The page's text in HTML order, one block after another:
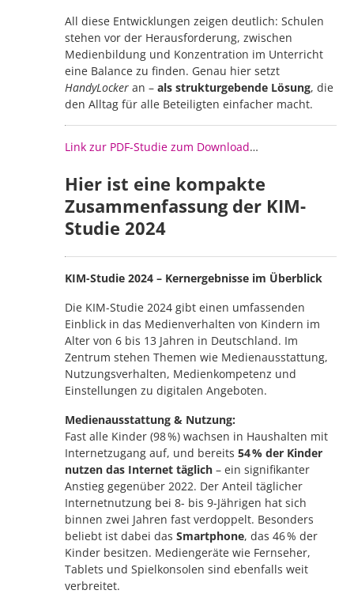
All diese Entwicklungen zeigen deutlich: Schulen
stehen vor der Herausforderung, zwischen
Medienbildung und Konzentration im Unterricht
eine Balance zu finden. Genau hier setzt
HandyLocker an –als strukturgebende Lösung, die
den Alltag für alle Beteiligten einfacher macht.
Link zur PDF-Studie zum Download…
Hier ist eine kompakte
Zusammenfassung der KIM-
Studie 2024
KIM-Studie 2024 – Kernergebnisse im Überblick
Die KIM-Studie 2024 gibt einen umfassenden
Einblick in das Medienverhalten von Kindern im
Alter von 6 bis 13 Jahren in Deutschland. Im
Zentrum stehen Themen wie Medienausstattung,
Nutzungsverhalten, Medienkompetenz und
Einstellungen zu digitalen Angeboten.
Medienausstattung & Nutzung:
Fast alle Kinder (98 %) wachsen in Haushalten mit
Internetzugang auf, und bereits54 % der Kinder
nutzen das Internet täglich – ein signifikanter
Anstieg gegenüber 2022. Der Anteil täglicher
Internetnutzung bei 8- bis 9-Jährigen hat sich
binnen zwei Jahren fast verdoppelt. Besonders
beliebt ist dabei dasSmartphone, das 46 % der
Kinder besitzen. Mediengeräte wie Fernseher,
Tablets und Spielkonsolen sind ebenfalls weit
verbreitet.